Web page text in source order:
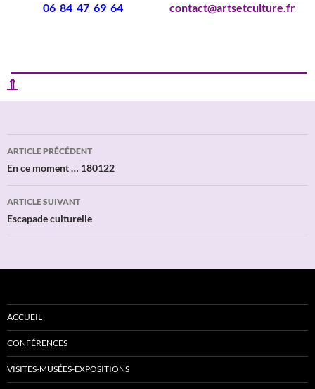
06 84 47 69 64 contact@artsetculture.fr
⇑
Navigation
des
articles
ARTICLE PRÉCÉDENT
En ce moment … 180122
ARTICLE SUIVANT
Escapade culturelle
ACCUEIL
CONFÉRENCES
VISITES-MUSÉES-EXPOSITIONS